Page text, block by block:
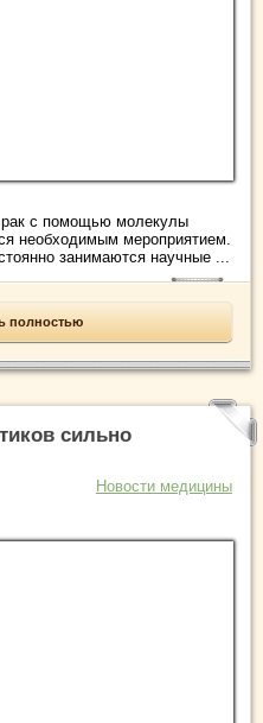
рак с помощью молекулы
необходимым мероприятием.
занимаются научные ...
полностью
сильно
Новости медицины